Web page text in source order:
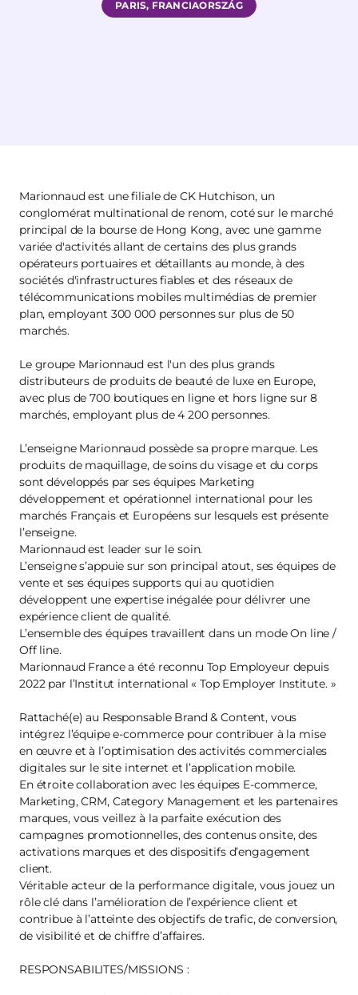
PARIS, FRANCIAORSZÁG
Marionnaud est une filiale de CK Hutchison, un
conglomérat multinational de renom, coté sur le marché
principal de la bourse de Hong Kong, avec une gamme
variée d'activités allant de certains des plus grands
opérateurs portuaires et détaillants au monde, à des
sociétés d'infrastructures fiables et des réseaux de
télécommunications mobiles multimédias de premier
plan, employant 300 000 personnes sur plus de 50
marchés.
Le groupe Marionnaud est l'un des plus grands
distributeurs de produits de beauté de luxe en Europe,
avec plus de 700 boutiques en ligne et hors ligne sur 8
marchés, employant plus de 4 200 personnes.
L’enseigne Marionnaud possède sa propre marque. Les
produits de maquillage, de soins du visage et du corps
sont développés par ses équipes Marketing
développement et opérationnel international pour les
marchés Français et Européens sur lesquels est présente
l’enseigne.
Marionnaud est leader sur le soin.
L’enseigne s’appuie sur son principal atout, ses équipes de
vente et ses équipes supports qui au quotidien
développent une expertise inégalée pour délivrer une
expérience client de qualité.
L’ensemble des équipes travaillent dans un mode On line /
Off line.
Marionnaud France a été reconnu Top Employeur depuis
2022 par l’Institut international « Top Employer Institute. »
Rattaché(e) au Responsable Brand & Content, vous
intégrez l’équipe e-commerce pour contribuer à la mise
en œuvre et à l’optimisation des activités commerciales
digitales sur le site internet et l’application mobile.
En étroite collaboration avec les équipes E-commerce,
Marketing, CRM, Category Management et les partenaires
marques, vous veillez à la parfaite exécution des
campagnes promotionnelles, des contenus onsite, des
activations marques et des dispositifs d’engagement
client.
Véritable acteur de la performance digitale, vous jouez un
rôle clé dans l’amélioration de l’expérience client et
contribue à l’atteinte des objectifs de trafic, de conversion,
de visibilité et de chiffre d’affaires.
RESPONSABILITES/MISSIONS :